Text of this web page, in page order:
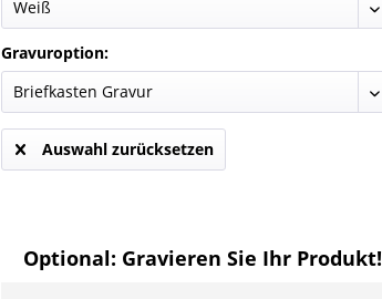
Gravuroption:
Auswahl zurücksetzen
Optional: Gravieren Sie Ihr Produkt!